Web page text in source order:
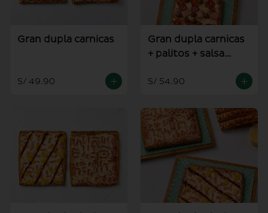
Gran dupla carnicas
S/ 49.90
Gran dupla carnicas
+ palitos + salsa
S/ 54.90